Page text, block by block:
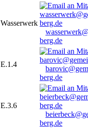
Wasserwerk
berg.de
E.1.4
berg.de
E.3.6
berg.de